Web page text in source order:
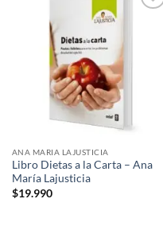
ANA MARIA LAJUSTICIA
Libro Dietas a la Carta – Ana
María Lajusticia
$19.990